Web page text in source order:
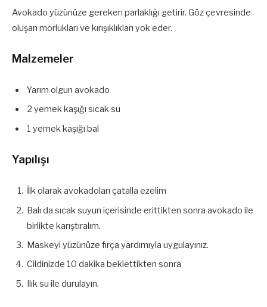
Avokado yüzünüze gereken parlaklığı getirir. Göz çevresinde
oluşan morlukları ve kırışıklıkları yok eder.
Malzemeler
Yarım olgun avokado
2 yemek kaşığı sıcak su
1 yemek kaşığı bal
Yapılışı
İlk olarak avokadoları çatalla ezelim
Balı da sıcak suyun içerisinde erittikten sonra avokado ile
birlikte karıştıralım.
Maskeyi yüzünüze fırça yardımıyla uygulayınız.
Cildinizde 10 dakika beklettikten sonra
Ilık su ile durulayın.